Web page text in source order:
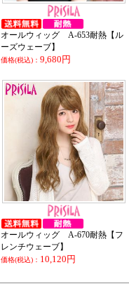
オールウィッグ A-653耐熱【ル
ーズウェーブ】
価格(税込)： 9,680円
オールウィッグ A-670耐熱【フ
レンチウェーブ】
価格(税込)： 10,120円